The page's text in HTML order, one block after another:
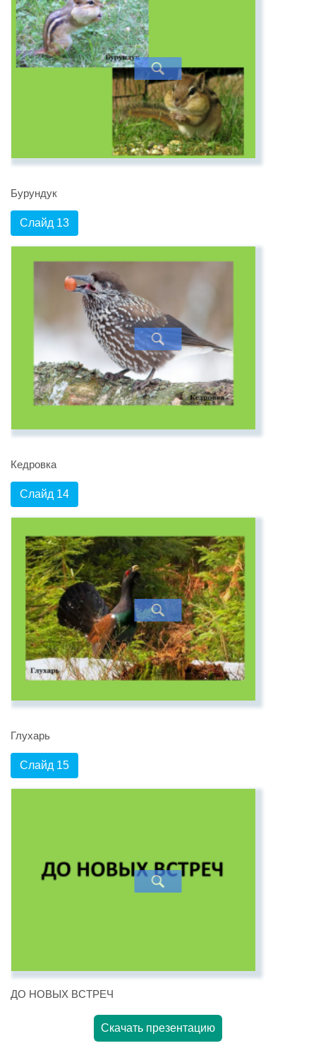
Бурундук
Слайд 13
Кедровка
Слайд 14
Глухарь
Слайд 15
ДО НОВЫХ ВСТРЕЧ
Скачать презентацию